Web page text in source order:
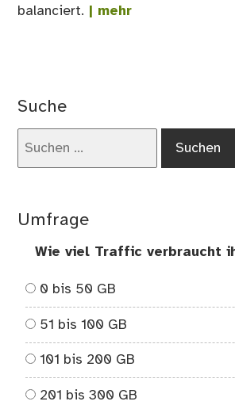
balanciert. | mehr
Suche
Umfrage
Wie viel Traffic verbraucht
0 bis 50 GB
51 bis 100 GB
101 bis 200 GB
201 bis 300 GB